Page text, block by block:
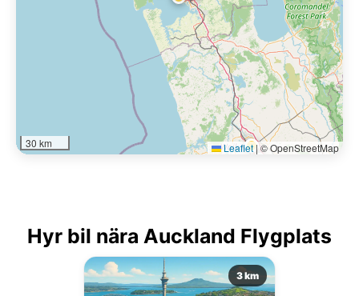
30 km Leaflet|© OpenStreetMap
Hyr bil nära Auckland Flygplats
3 km